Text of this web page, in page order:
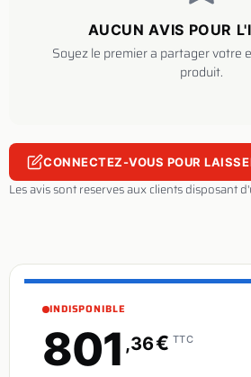
AUCUN AVIS POUR
Soyez le premier a partager votre
produit.
CONNECTEZ-VOUS POUR
Les avis sont reserves aux clients disposant
INDISPONIBLE
801 ,36€ TTC